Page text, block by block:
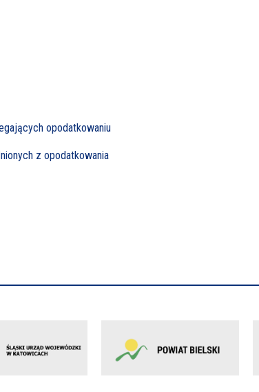
opodatkowaniu
z opodatkowania